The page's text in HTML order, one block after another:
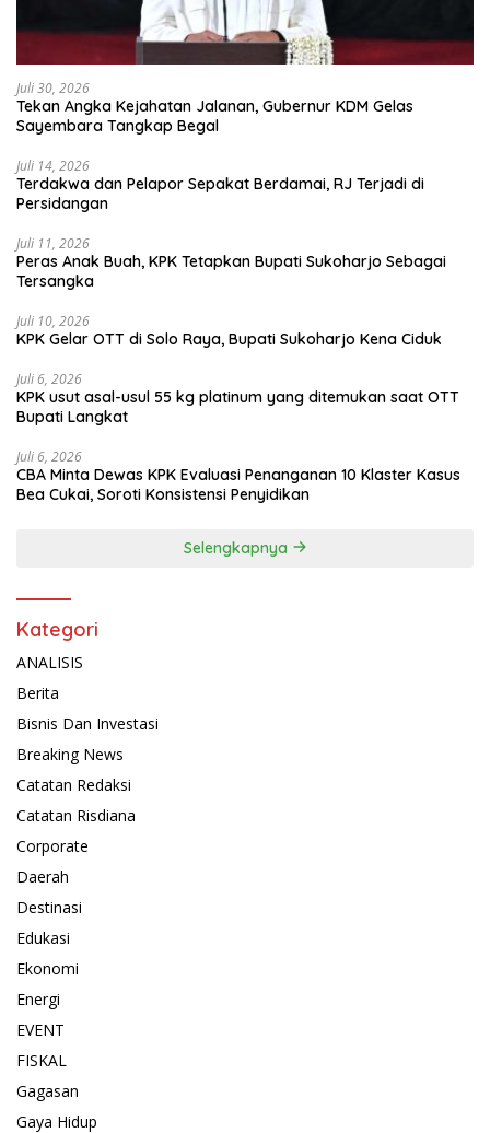
Juli 30, 2026
Tekan Angka Kejahatan Jalanan, Gubernur KDM Gelas
Sayembara Tangkap Begal
Juli 14, 2026
Terdakwa dan Pelapor Sepakat Berdamai, RJ Terjadi di
Persidangan
Juli 11, 2026
Peras Anak Buah, KPK Tetapkan Bupati Sukoharjo Sebagai
Tersangka
Juli 10, 2026
KPK Gelar OTT di Solo Raya, Bupati Sukoharjo Kena Ciduk
Juli 6, 2026
KPK usut asal-usul 55 kg platinum yang ditemukan saat OTT
Bupati Langkat
Juli 6, 2026
CBA Minta Dewas KPK Evaluasi Penanganan 10 Klaster Kasus
Bea Cukai, Soroti Konsistensi Penyidikan
Selengkapnya
Kategori
ANALISIS
Berita
Bisnis Dan Investasi
Breaking News
Catatan Redaksi
Catatan Risdiana
Corporate
Daerah
Destinasi
Edukasi
Ekonomi
Energi
EVENT
FISKAL
Gagasan
Gaya Hidup